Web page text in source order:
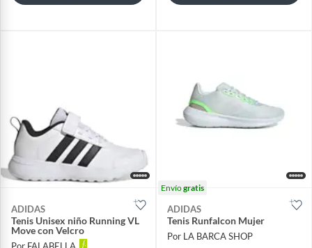
ADIDAS
Tenis Unisex niño Running VL
Move con Velcro
Por FALABELLA
Envíogratis
ADIDAS
Tenis Runfalcon Mujer
Por LA BARCA SHOP